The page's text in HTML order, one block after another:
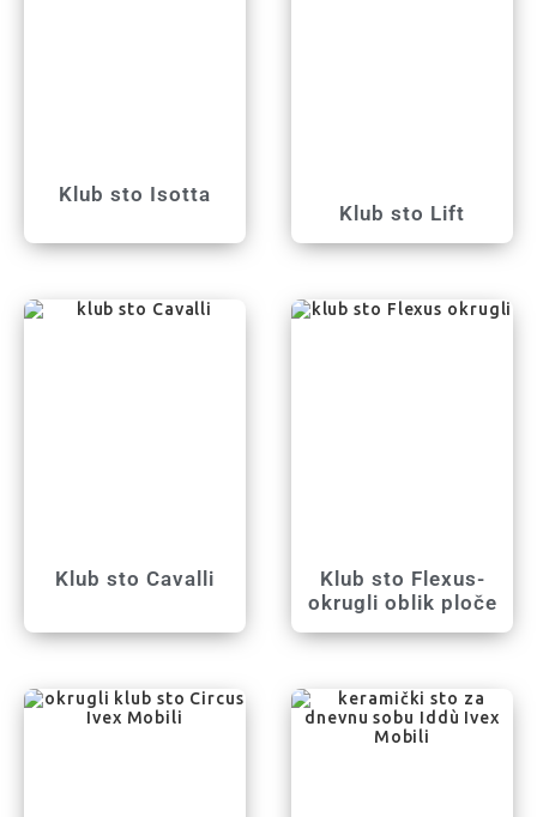
Klub sto Isotta
Klub sto Lift
Klub sto Cavalli
Klub sto Flexus-
okrugli oblik ploče